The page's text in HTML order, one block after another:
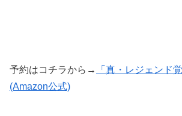
予約はコチラから→
「真・レジェンド
(Amazon公式)